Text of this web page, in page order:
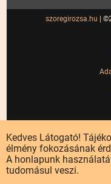
szoregirozsa.hu |
Kedves Látogató!
élmény fokozásának
A honlapunk
tudomásul veszi.